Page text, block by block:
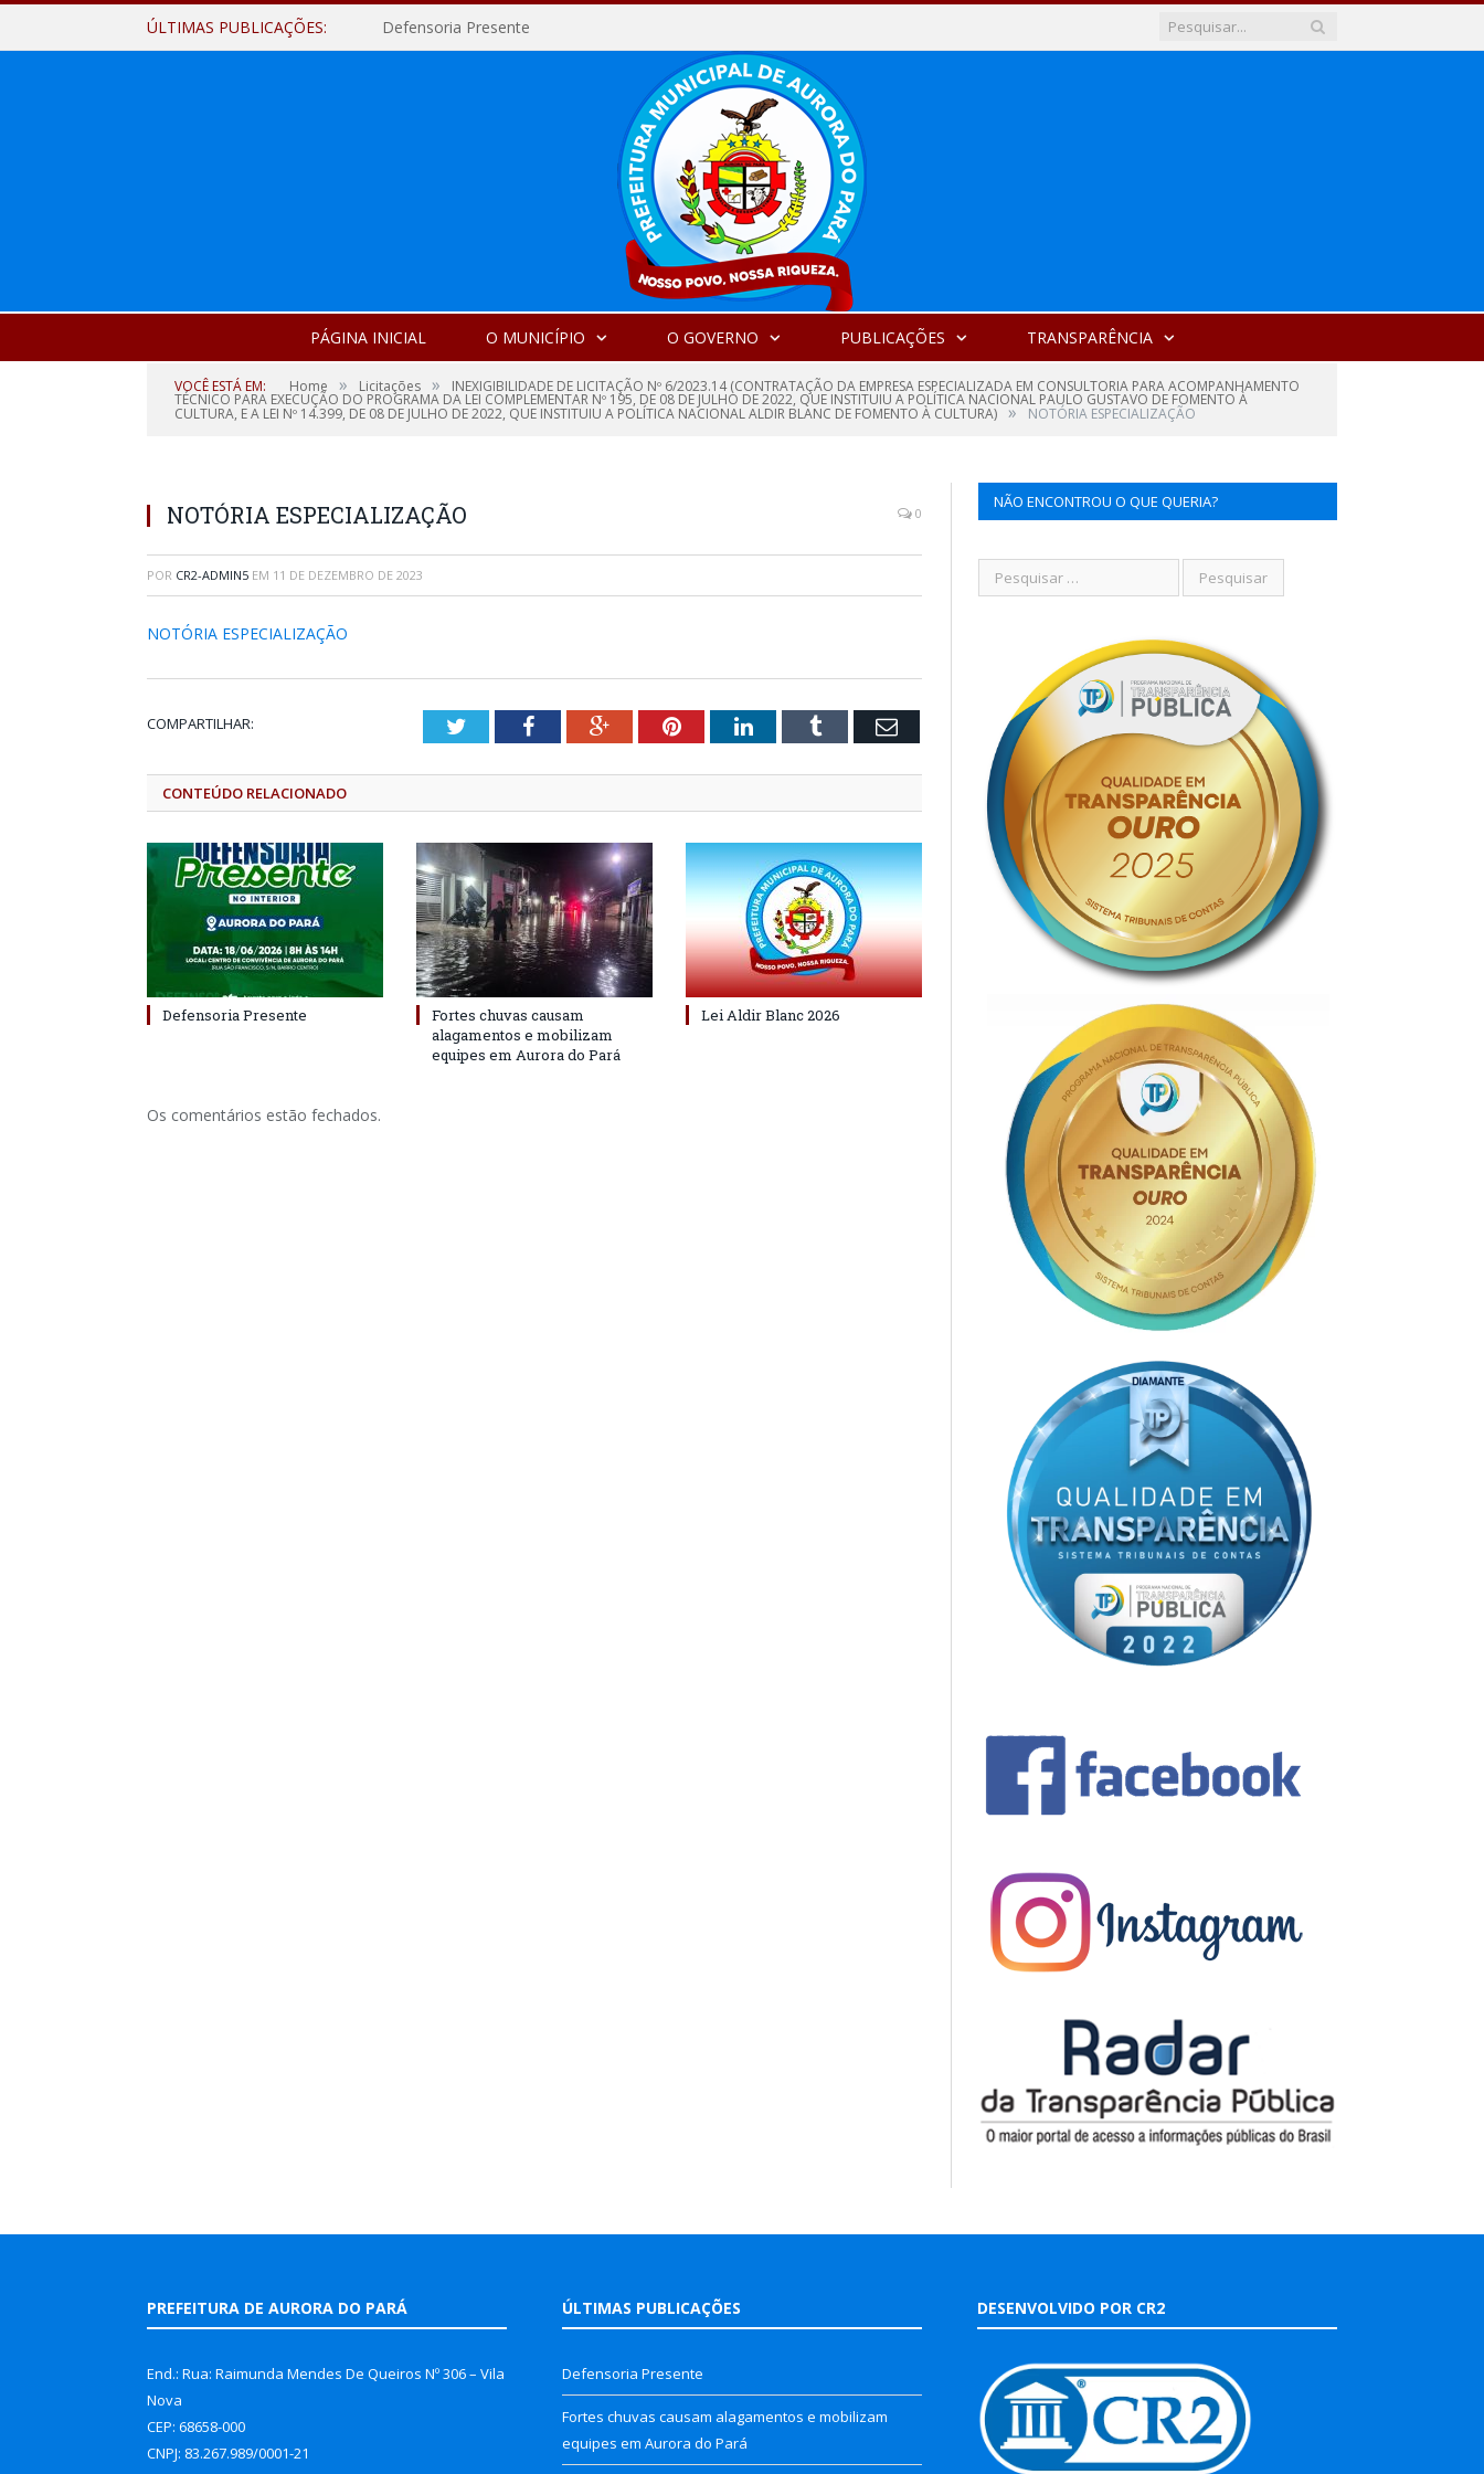
ÚLTIMAS PUBLICAÇÕES: Defensoria Presente
PÁGINA INICIAL O MUNICÍPIO O GOVERNO PUBLICAÇÕES TRANSPARÊNCIA
VOCÊ ESTÁ EM: Home » Licitações » INEXIGIBILIDADE DE LICITAÇÃO Nº 6/2023.14 (CONTRATAÇÃO DA EMPRESA ESPECIALIZADA EM CONSULTORIA PARA ACOMPANHAMENTO
TÉCNICO PARA EXECUÇÃO DO PROGRAMA DA LEI COMPLEMENTAR Nº 195, DE 08 DE JULHO DE 2022, QUE INSTITUIU A POLÍTICA NACIONAL PAULO GUSTAVO DE FOMENTO À
CULTURA, E A LEI Nº 14.399, DE 08 DE JULHO DE 2022, QUE INSTITUIU A POLÍTICA NACIONAL ALDIR BLANC DE FOMENTO À CULTURA) » NOTÓRIA ESPECIALIZAÇÃO
NOTÓRIA ESPECIALIZAÇÃO 0
POR CR2-ADMIN5 EM 11 DE DEZEMBRO DE 2023
NOTÓRIA ESPECIALIZAÇÃO
COMPARTILHAR: TwitterFacebookGoogle+PinterestLinkedInTumblr Email
CONTEÚDO RELACIONADO
Defensoria Presente
Fortes chuvas causam
alagamentos e mobilizam
equipes em Aurora do Pará
Lei Aldir Blanc 2026
Os comentários estão fechados.
NÃO ENCONTROU O QUE QUERIA?
PREFEITURA DE AURORA DO PARÁ
End.: Rua: Raimunda Mendes De Queiros Nº 306 – Vila
Nova
CEP: 68658-000
CNPJ: 83.267.989/0001-21
ÚLTIMAS PUBLICAÇÕES
Defensoria Presente
Fortes chuvas causam alagamentos e mobilizam
equipes em Aurora do Pará
DESENVOLVIDO POR CR2